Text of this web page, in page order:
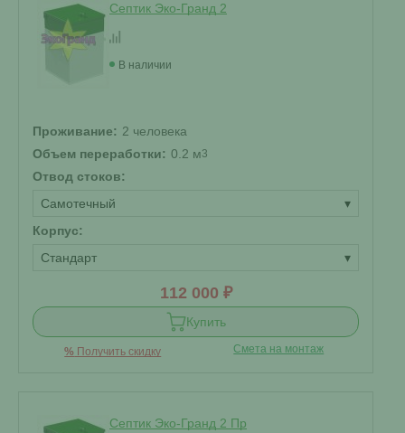
Септик Эко-Гранд 2
В наличии
Проживание: 2 человека
Объем переработки: 0.2 м3
Отвод стоков:
Самотечный
▾
Корпус:
Стандарт
▾
112 000 ₽
Купить
% Получить скидку Смета на монтаж
Септик Эко-Гранд 2 Пр